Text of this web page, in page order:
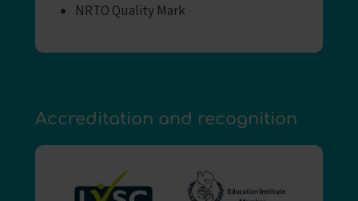
NRTO Quality Mark
Accreditation and recognition